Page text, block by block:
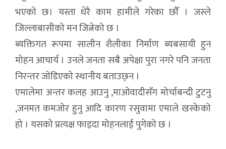
भएको छ। यस्ता धेरै काम हामीले गरेका छौँ । जस्ले
जिल्लाबासीको मन जित्नेको छ ।
ब्यक्तिगत रूपमा सालीन शैलीका निर्माण ब्यबसायी हुन
मोहन आचार्य । उनले जनता सबै अपेक्षा पुरा नगरे पनि जनता
निरन्तर जोडिएको स्थानीय बताउछ्न ।
एमालेमा अन्तर कलह आउनु ,माओवादीसँग मोर्चाबन्दी टुटनु
,जनमत कमजोर हुनु आदि कारण रसुवामा एमाले खस्केको
हो । यसको प्रत्यक्ष फाइदा मोहनलाई पुगेको छ ।